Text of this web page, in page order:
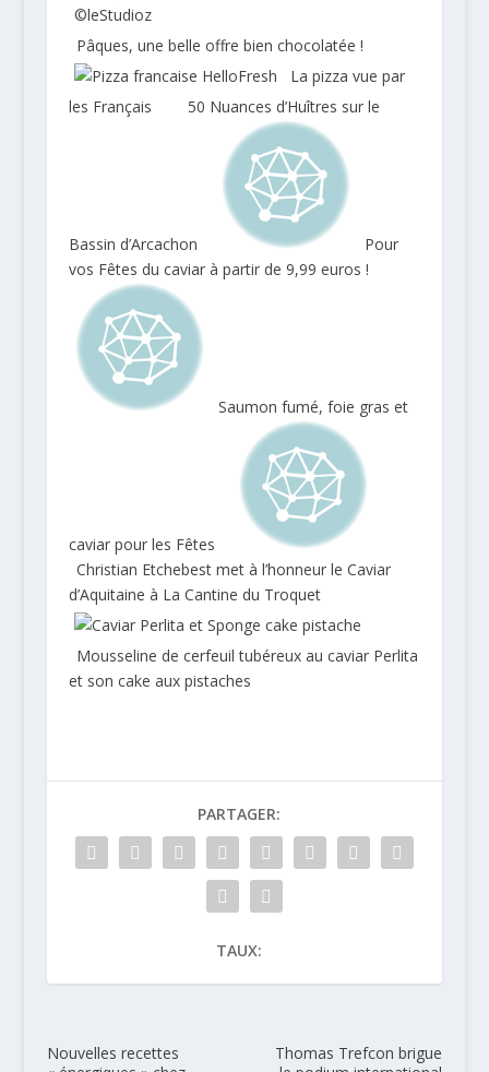
Pâques, une belle offre bien chocolatée !
La pizza vue par
les Français
50 Nuances d’Huîtres sur le
Bassin d’Arcachon
Pour
vos Fêtes du caviar à partir de 9,99 euros !
Saumon fumé, foie gras et
caviar pour les Fêtes
Christian Etchebest met à l’honneur le Caviar
d’Aquitaine à La Cantine du Troquet
Mousseline de cerfeuil tubéreux au caviar Perlita
et son cake aux pistaches
PARTAGER:
TAUX:
Nouvelles recettes
Thomas Trefcon brigue